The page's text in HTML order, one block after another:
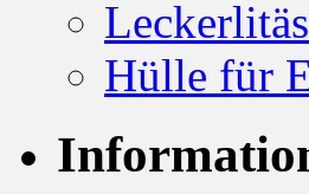
Pflege &
Material